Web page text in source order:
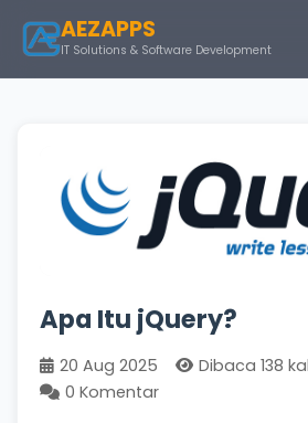
AEZAPPS
IT Solutions & Software Development
Apa Itu jQuery?
20 Aug 2025
Dibaca 138
0 Komentar